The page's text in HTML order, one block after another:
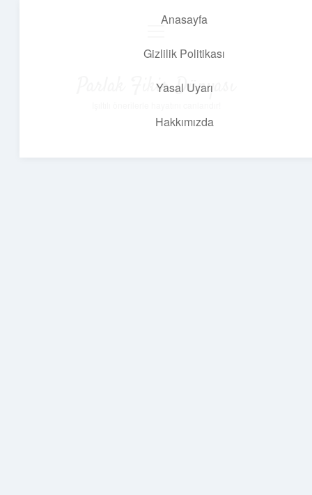
Anasayfa
Gizlilik Politikası
Yasal Uyarı
Hakkımızda
Parlak Fikir Dünyası